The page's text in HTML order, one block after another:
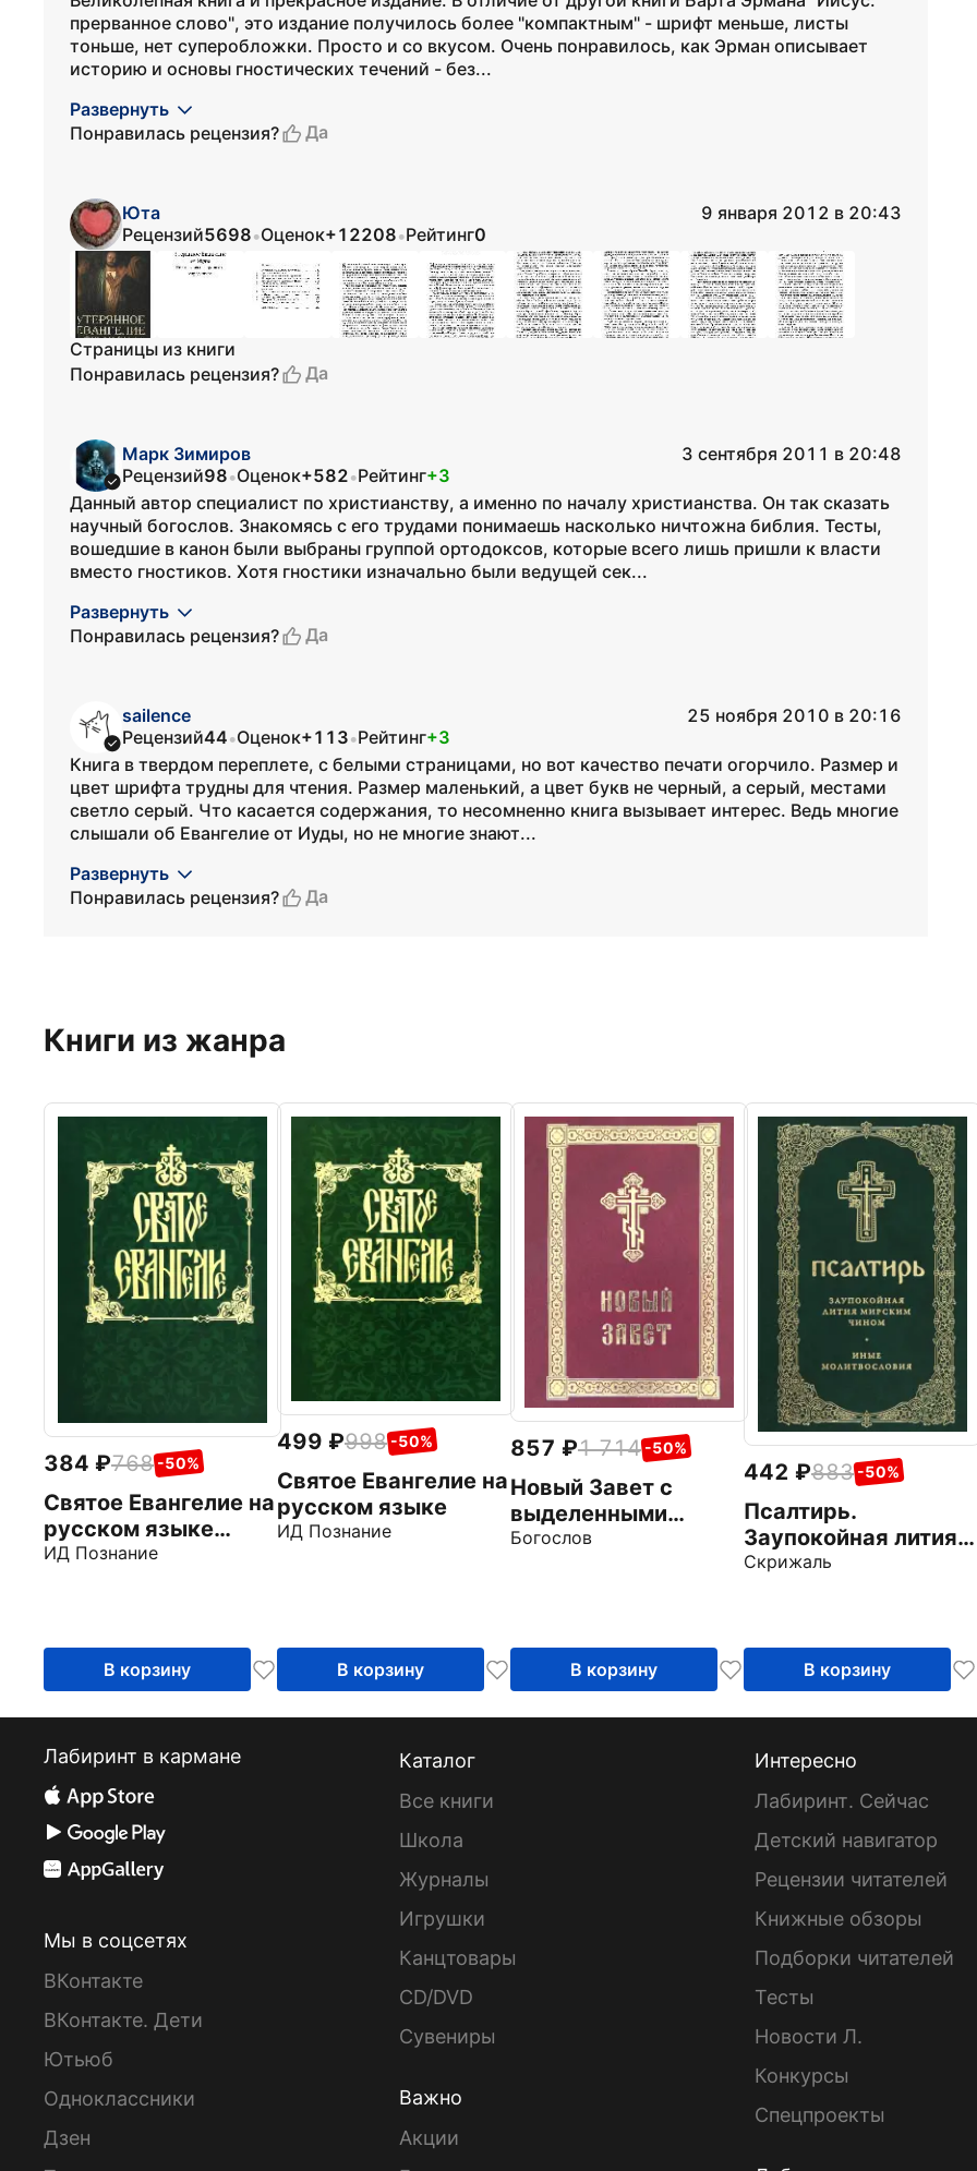
прерванное слово", это издание получилось более "компактным" - шрифт меньше, листы
тоньше, нет суперобложки. Просто и со вкусом. Очень понравилось, как Эрман описывает
историю и основы гностических течений - без...
Развернуть
Понравилась рецензия?
Да
Юта
9 января 2012 в 20:43
Рецензий5698•Оценок+12208•Рейтинг0
Страницы из книги
Понравилась рецензия?
Да
Марк Зимиров
3 сентября 2011 в 20:48
Рецензий98•Оценок+582•Рейтинг+3
Данный автор специалист по христианству, а именно по началу христианства. Он так сказать
научный богослов. Знакомясь с его трудами понимаешь насколько ничтожна библия. Тесты,
вошедшие в канон были выбраны группой ортодоксов, которые всего лишь пришли к власти
вместо гностиков. Хотя гностики изначально были ведущей сек...
Развернуть
Понравилась рецензия?
Да
sailence
25 ноября 2010 в 20:16
Рецензий44•Оценок+113•Рейтинг+3
Книга в твердом переплете, с белыми страницами, но вот качество печати огорчило. Размер и
цвет шрифта трудны для чтения. Размер маленький, а цвет букв не черный, а серый, местами
светло серый. Что касается содержания, то несомненно книга вызывает интерес. Ведь многие
слышали об Евангелие от Иуды, но не многие знают...
Развернуть
Понравилась рецензия?
Да
Книги из жанра
384 768 -50%
Святое Евангелие на
русском языке
(карманное)
ИД Познание
В корзину
499 998 -50%
Святое Евангелие на
русском языке
ИД Познание
В корзину
857 1 714 -50%
Новый Завет с
выделенными
словами Спасителя
Богослов
В корзину
442 883 -50%
Псалтирь.
Заупокойная лития
мирским чином.
Скрижаль
В корзину
Лабиринт в кармане
Мы в соцсетях
ВКонтакте
ВКонтакте. Дети
Ютьюб
Одноклассники
Дзен
Каталог
Все книги
Школа
Журналы
Игрушки
Канцтовары
CD/DVD
Сувениры
Важно
Акции
Интересно
Лабиринт. Сейчас
Детский навигатор
Рецензии читателей
Книжные обзоры
Подборки читателей
Тесты
Новости Л.
Конкурсы
Спецпроекты